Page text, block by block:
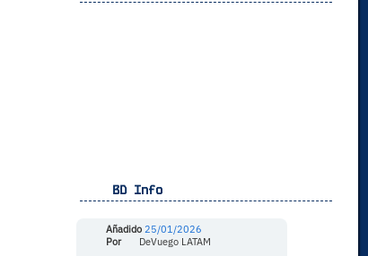
BD Info
Añadido 25/01/2026
Por
DeVuego LATAM